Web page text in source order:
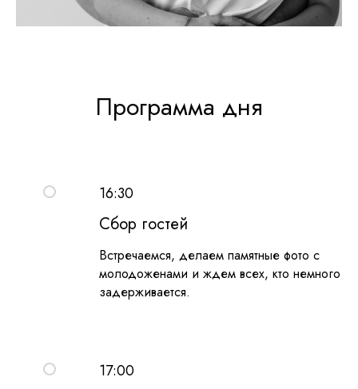
Программа дня
16:30
Сбор гостей
Встречаемся, делаем памятные фото с
молодоженами и ждем всех, кто немного
задерживается.
17:00